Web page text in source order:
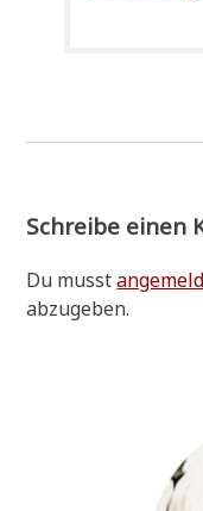
Schreibe einen
Du musst
abzugeben.